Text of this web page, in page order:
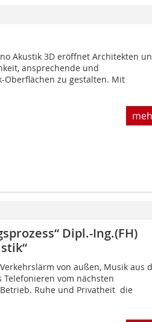
Akustik 3D eröffnet Architekten
ansprechende und
Oberflächen zu gestalten. Mit
Dipl.-Ing.(FH)
von außen, Musik aus
vom nächsten
Ruhe und Privatheit  die